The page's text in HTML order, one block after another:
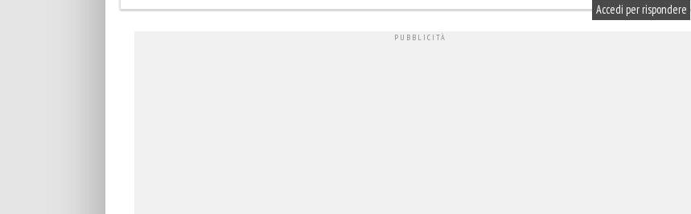
Accedi per rispondere